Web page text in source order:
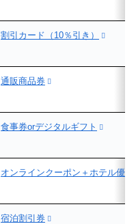
割引カード（10％引き）
通販商品券
食事券orデジタルギフト
オンラインクーポン＋ホテル優待
宿泊割引券